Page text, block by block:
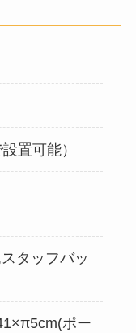
置可能）
タッフバッ
ポー